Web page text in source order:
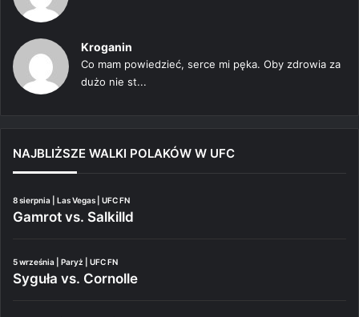
Kroganin
Co mam powiedzieć, serce mi pęka. Oby zdrowia za
dużo nie st...
NAJBLIŻSZE WALKI POLAKÓW W UFC
8 sierpnia | Las Vegas | UFC FN
Gamrot vs. Salkilld
5 września | Paryż | UFC FN
Syguła vs. Cornolle